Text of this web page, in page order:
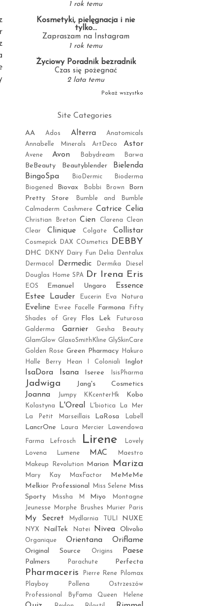
1 rok temu
Kosmetyki, pielęgnacja i nie
tylko...
Zapraszam na Instagram
1 rok temu
Życiowy Poradnik bezradnik
Czas się pożegnać
2 lata temu
Pokaż wszystko
Site Categories
AA Ados Alterra
Anatomicals
Annabelle Minerals
ArtDeco Astor
Avene Avon Babydream Barwa
BeBeauty Beautyblender
Bielenda
BingoSpa
BioDermic
Bioderma
Biogened
Biovax Bobbi Brown
Born
Pretty Store
Bumble and Bumble
Calmaderm
Cashmere Catrice Celia
Christian Breton Cien Clarena
Clean
Clear
Clinique Colgate Collistar
Cosmepick DAX COsmetics DEBBY
DHC DKNY Dairy Fun Delia
Dentalux
Dermacol
Dermedic Dermika
Diesel
Douglas Home SPA Dr Irena Eris
EOS Emanuel Ungaro
Essence
Estee Lauder
Eucerin Eva Natura
Eveline Evree Facelle Farmona
Fifty
Shades of Grey
Flos Lek
Futurosa
Galderma
Garnier
Gesha Beauty
GlamGlow GlaxoSmithKline GlySkinCare
Golden Rose Green Pharmacy
Hakuro
Halle Berry
Hean I Coloniali Inglot
IsaDora Isana Iseree IsisPharma
Jadwiga Jang's Cosmetics
Joanna Jumpy KKcenterHk Kobo
Kolastyna L'Oreal L'biotica
La Mer
La Petit Marseillais
LaRosa Labell
LancrOne Laura Mercier Lawendowa
Farma Lefrosch Lirene
Lovely
Lovena
Lumene MAC
Maestro
Makeup Revolution
Marion Mariza
Mary Kay MaxFactor
MeMeMe
Melkior Professional
Miss Selene Miss
Sporty
Missha M Miyo
Montagne
Jeunesse
Morphe Brushes Murier Paris
My Secret Mydlarnia TULI NUXE
NYX NailTek Natei Nivea Olivolio
Organique Orientana Oriflame
Original Source Origins Paese
Palmers Parachute Perfecta
Pharmaceris Pierre Rene
Pilomax
Playboy
Pollena Ostrzeszów
Professional ByFama
Queen Helene